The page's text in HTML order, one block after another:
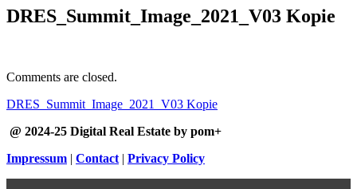
DRES_Summit_Image_2021_V03 Kopie
Comments are closed.
DRES_Summit_Image_2021_V03 Kopie
@ 2024-25 Digital Real Estate by pom+
Impressum | Contact | Privacy Policy